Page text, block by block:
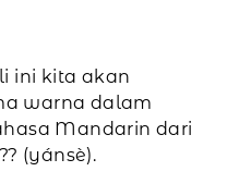
ini kita akan
warna dalam
Mandarin dari
(yánsè).